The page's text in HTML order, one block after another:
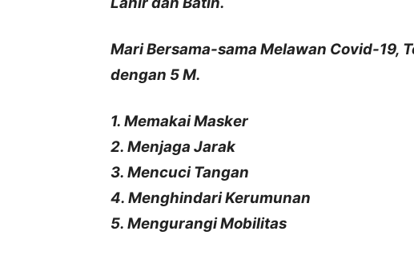
Mari Bersama-sama Melawan Covid-19,
dengan 5 M.
1. Memakai Masker
2. Menjaga Jarak
3. Mencuci Tangan
4. Menghindari Kerumunan
5. Mengurangi Mobilitas